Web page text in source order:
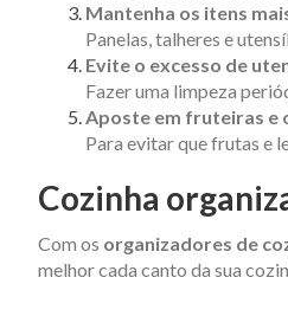
Mantenha os itens
Panelas, talheres e
Evite o excesso de
Fazer uma limpeza
Aposte em fruteiras e
Para evitar que frutas e
Cozinha
Com os organizadores de
melhor cada canto da sua